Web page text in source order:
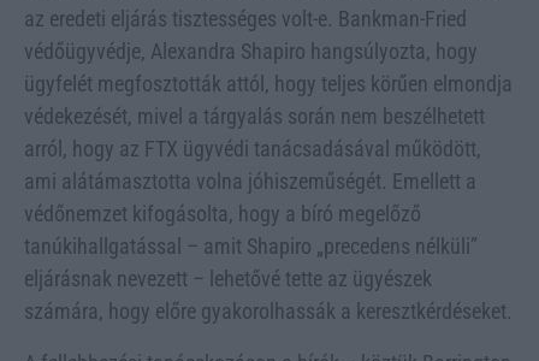
az eredeti eljárás tisztességes volt-e. Bankman-Fried
védőügyvédje, Alexandra Shapiro hangsúlyozta, hogy
ügyfelét megfosztották attól, hogy teljes körűen elmondja
védekezését, mivel a tárgyalás során nem beszélhetett
arról, hogy az FTX ügyvédi tanácsadásával működött,
ami alátámasztotta volna jóhiszeműségét. Emellett a
védőnemzet kifogásolta, hogy a bíró megelőző
tanúkihallgatással – amit Shapiro „precedens nélküli”
eljárásnak nevezett – lehetővé tette az ügyészek
számára, hogy előre gyakorolhassák a keresztkérdéseket.